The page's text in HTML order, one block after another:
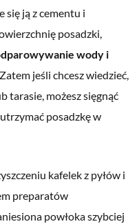
się ją z cementu i
posadzki,
wody i
jeśli chcesz wiedzieć,
tarasie, możesz sięgnąć
posadzkę w
kafelek z pyłów i
preparatów
powłoka szybciej